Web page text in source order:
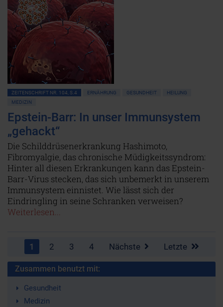
ZEITENSCHRIFT NR. 104, S.4 ERNÄHRUNG GESUNDHEIT
HEILUNG
MEDIZIN
Epstein-Barr: In unser Immunsystem
„gehackt“
Die Schilddrüsenerkrankung Hashimoto,
Fibromyalgie, das chronische Müdigkeitssyndrom:
Hinter all diesen Erkrankungen kann das Epstein-
Barr-Virus stecken, das sich unbemerkt in unserem
Immunsystem einnistet. Wie lässt sich der
Eindringling in seine Schranken verweisen?
Weiterlesen...
1 2 3 4 Nächste Letzte
Zusammen benutzt mit:
Gesundheit
Medizin